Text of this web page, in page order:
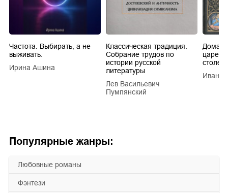
Популярные жанры:
любовные романы
фэнтези
Частота. Выбирать, а не
выживать.
Ирина Ашина
Классическая традиция.
Собрание трудов по
истории русской
литературы
Лев Васильевич
Пумпянский
царей
Иван